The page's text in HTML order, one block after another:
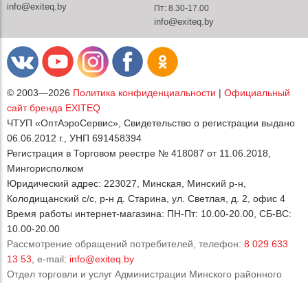
info@exiteq.by
Пт: 8.30-17.00
info@exiteq.by
© 2003—2026 Политика конфиденциальности | Официальный
сайт бренда EXITEQ
ЧТУП «ОптАэроСервис», Свидетельство о регистрации выдано
06.06.2012 г., УНП 691458394
Регистрация в Торговом реестре № 418087 от 11.06.2018,
Мингорисполком
Юридический адрес: 223027, Минская, Минский р-н,
Колодищанский с/с, р-н д. Старина, ул. Светлая, д. 2, офис 4
Время работы интернет-магазина: ПН-Пт: 10.00-20.00, СБ-ВС:
10.00-20.00
Рассмотрение обращений потребителей, телефон: 8 029 633
13 53 , e-mail: info@exiteq.by
Отдел торговли и услуг Администрации Минского районного